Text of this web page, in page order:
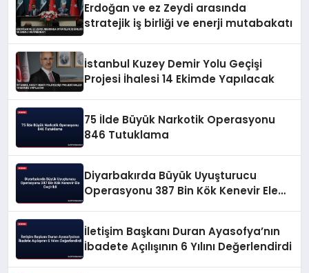
Erdoğan ve ez Zeydi arasında
stratejik iş birliği ve enerji mutabakatı
İstanbul Kuzey Demir Yolu Geçişi
Projesi İhalesi 14 Ekimde Yapılacak
75 İlde Büyük Narkotik Operasyonu
846 Tutuklama
Diyarbakırda Büyük Uyuşturucu
Operasyonu 387 Bin Kök Kenevir Ele
İletişim Başkanı Duran Ayasofya’nın
İbadete Açılışının 6 Yılını Değerlendirdi